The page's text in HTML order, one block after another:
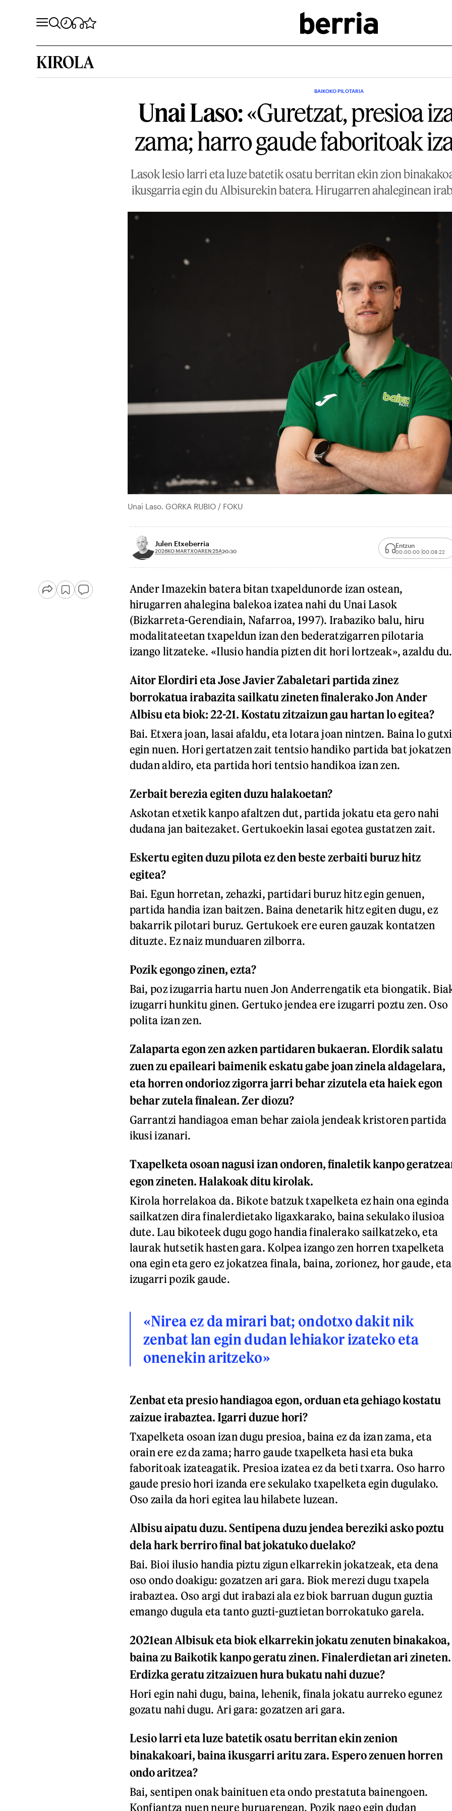
KIROLA
BAIKOKO PILOTARIA
Unai Laso:«Guretzat, presioa
zama; harro gaude faboritoak
Lasok lesio larri eta luze batetik osatu berritan ekin zion
ikusgarria egin du Albisurekin batera. Hirugarren ahaleginean
Unai Laso. GORKA RUBIO / FOKU
Julen Etxeberria
2026KO MARTXOAREN 25A20:30
Entzun
00:00:00 00:08:22
Ander Imazekin batera bitan txapeldunorde izan ostean,
hirugarren ahalegina balekoa izatea nahi du Unai Lasok
(Bizkarreta-Gerendiain, Nafarroa, 1997). Irabaziko balu, hiru
modalitateetan txapeldun izan den bederatzigarren pilotaria
izango litzateke. «Ilusio handia pizten dit hori lortzeak», azaldu du.
Aitor Elordiri eta Jose Javier Zabaletari partida zinez
borrokatua irabazita sailkatu zineten finalerako Jon Ander
Albisu eta biok: 22-21. Kostatu zitzaizun gau hartan lo egitea?
Bai. Etxera joan, lasai afaldu, eta lotara joan nintzen. Baina lo gutxi
egin nuen. Hori gertatzen zait tentsio handiko partida bat jokatzen
dudan aldiro, eta partida hori tentsio handikoa izan zen.
Zerbait berezia egiten duzu halakoetan?
Askotan etxetik kanpo afaltzen dut, partida jokatu eta gero nahi
dudana jan baitezaket. Gertukoekin lasai egotea gustatzen zait.
Eskertu egiten duzu pilota ez den beste zerbaiti buruz hitz
egitea?
Bai. Egun horretan, zehazki, partidari buruz hitz egin genuen,
partida handia izan baitzen. Baina denetarik hitz egiten dugu, ez
bakarrik pilotari buruz. Gertukoek ere euren gauzak kontatzen
dituzte. Ez naiz munduaren zilborra.
Pozik egongo zinen, ezta?
Bai, poz izugarria hartu nuen Jon Anderrengatik eta biongatik.
izugarri hunkitu ginen. Gertuko jendea ere izugarri poztu zen. Oso
polita izan zen.
Zalaparta egon zen azken partidaren bukaeran. Elordik salatu
zuen zu epaileari baimenik eskatu gabe joan zinela aldagelara,
eta horren ondorioz zigorra jarri behar zizutela eta haiek egon
behar zutela finalean. Zer diozu?
Garrantzi handiagoa eman behar zaiola jendeak kristoren partida
ikusi izanari.
Txapelketa osoan nagusi izan ondoren, finaletik kanpo
egon zineten. Halakoak ditu kirolak.
Kirola horrelakoa da. Bikote batzuk txapelketa ez hain ona eginda
sailkatzen dira finalerdietako ligaxkarako, baina sekulako ilusioa
dute. Lau bikoteek dugu gogo handia finalerako sailkatzeko, eta
laurak hutsetik hasten gara. Kolpea izango zen horren txapelketa
ona egin eta gero ez jokatzea finala, baina, zorionez, hor gaude, eta
izugarri pozik gaude.
«Nirea ez da mirari bat; ondotxo dakit nik
zenbat lan egin dudan lehiakor izateko eta
onenekin aritzeko»
Zenbat eta presio handiagoa egon, orduan eta gehiago kostatu
zaizue irabaztea. Igarri duzue hori?
Txapelketa osoan izan dugu presioa, baina ez da izan zama, eta
orain ere ez da zama; harro gaude txapelketa hasi eta buka
faboritoak izateagatik. Presioa izatea ez da beti txarra. Oso harro
gaude presio hori izanda ere sekulako txapelketa egin dugulako.
Oso zaila da hori egitea lau hilabete luzean.
Albisu aipatu duzu. Sentipena duzu jendea bereziki asko poztu
dela hark berriro final bat jokatuko duelako?
Bai. Bioi ilusio handia piztu zigun elkarrekin jokatzeak, eta dena
oso ondo doakigu: gozatzen ari gara. Biok merezi dugu txapela
irabaztea. Oso argi dut irabazi ala ez biok barruan dugun guztia
emango dugula eta tanto guzti-guztietan borrokatuko garela.
2021ean Albisuk eta biok elkarrekin jokatu zenuten binakakoa,
baina zu Baikotik kanpo geratu zinen. Finalerdietan ari zineten.
Erdizka geratu zitzaizuen hura bukatu nahi duzue?
Hori egin nahi dugu, baina, lehenik, finala jokatu aurreko egunez
gozatu nahi dugu. Ari gara: gozatzen ari gara.
Lesio larri eta luze batetik osatu berritan ekin zenion
binakakoari, baina ikusgarri aritu zara. Espero zenuen horren
ondo aritzea?
Bai, sentipen onak bainituen eta ondo prestatuta bainengoen.
Konfiantza nuen neure buruarengan. Pozik nago egin dudan